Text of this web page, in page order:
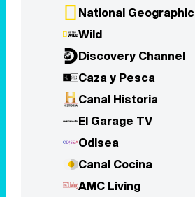
National Geographic
Wild
Discovery Channel
Caza y Pesca
Canal Historia
El Garage TV
Odisea
Canal Cocina
AMC Living